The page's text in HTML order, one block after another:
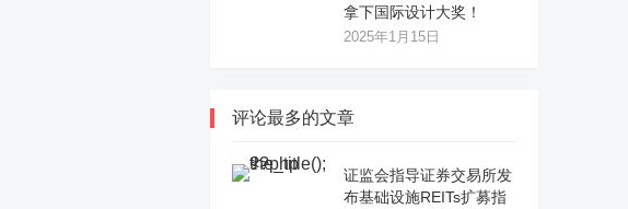
拿下国际设计大奖！
2025年1月15日
评论最多的文章
证监会指导证券交易所发
布基础设施REITs扩募指